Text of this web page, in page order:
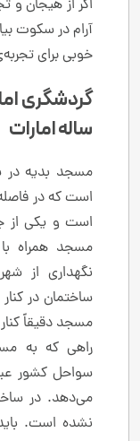
اگر از هیجان و
آرام در سکوت
خوبی برای
ساله امارات
مسجد بدیه در
است و یکی از
مسجد همراه
نگهداری از
ساختمان در
مسجد دقیقاً کنار
راهی که به
سواحل کشور
می‌دهد. در
نشده است.